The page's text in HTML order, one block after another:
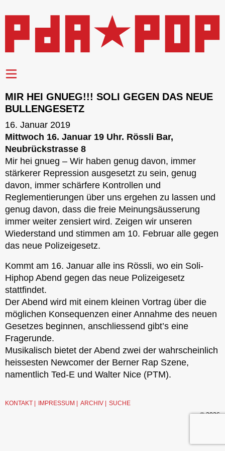
MIR HEI GNUEG!!! SOLI GEGEN DAS NEUE
BULLENGESETZ
16. Januar 2019
Mittwoch 16. Januar 19 Uhr. Rössli Bar,
Neubrückstrasse 8
Mir hei gnueg – Wir haben genug davon, immer
stärkerer Repression ausgesetzt zu sein, genug
davon, immer schärfere Kontrollen und
Reglementierungen über uns ergehen zu lassen und
genug davon, dass die freie Meinungsäusserung
immer weiter zensiert wird. Zeigen wir unseren
Wiederstand und stimmen am 10. Februar alle gegen
das neue Polizeigesetz.
Kommt am 16. Januar alle ins Rössli, wo ein Soli-
Hiphop Abend gegen das neue Polizeigesetz
stattfindet.
Der Abend wird mit einem kleinen Vortrag über die
möglichen Konsequenzen einer Annahme des neuen
Gesetzes beginnen, anschliessend gibt’s eine
Fragerunde.
Musikalisch bietet der Abend zwei der wahrscheinlich
heissesten Newcomer der Berner Rap ​Szene,
namentlich Ted-E und Walter Nice (PTM).
KONTAKT IMPRESSUM ARCHIV
SUCHE
© 2026